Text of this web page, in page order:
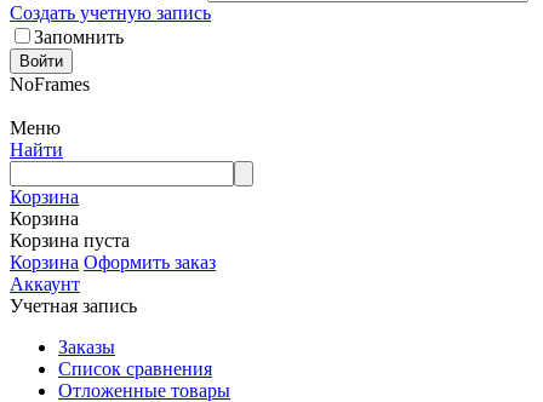
Создать учетную запись
Запомнить
Войти
NoFrames
Меню
Найти
Корзина
Корзина
Корзина пуста
Корзина Оформить заказ
Аккаунт
Учетная запись
Заказы
Список сравнения
Отложенные товары